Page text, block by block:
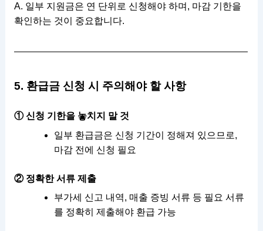
A. 일부 지원금은 연 단위로 신청해야 하며, 마감 기한을
확인하는 것이 중요합니다.
5. 환급금 신청 시 주의해야 할 사항
① 신청 기한을 놓치지 말 것
일부 환급금은 신청 기간이 정해져 있으므로,
마감 전에 신청 필요
② 정확한 서류 제출
부가세 신고 내역, 매출 증빙 서류 등 필요 서류
를 정확히 제출해야 환급 가능